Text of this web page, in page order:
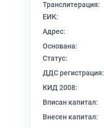
Транслитерация:
ЕИК:
Адрес:
Основана:
Статус:
ДДС регистрация:
КИД 2008:
Вписан капитал:
Внесен капитал: